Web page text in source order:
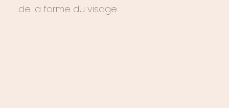
de la forme du visage.